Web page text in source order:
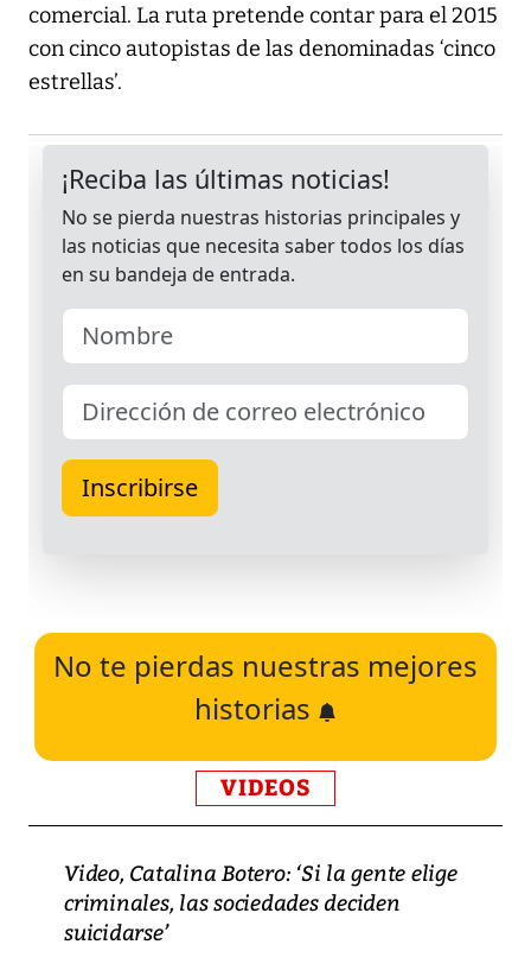
comercial. La ruta pretende contar para el 2015
con cinco autopistas de las denominadas ‘cinco
estrellas’.
No te pierdas nuestras mejores
historias
VIDEOS
Video, Catalina Botero: ‘Si la gente elige
criminales, las sociedades deciden
suicidarse’